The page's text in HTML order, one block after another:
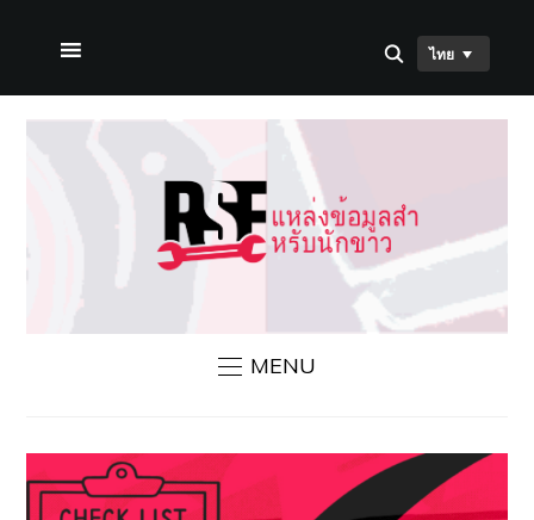
หน้าแรก
ไทย
MENU